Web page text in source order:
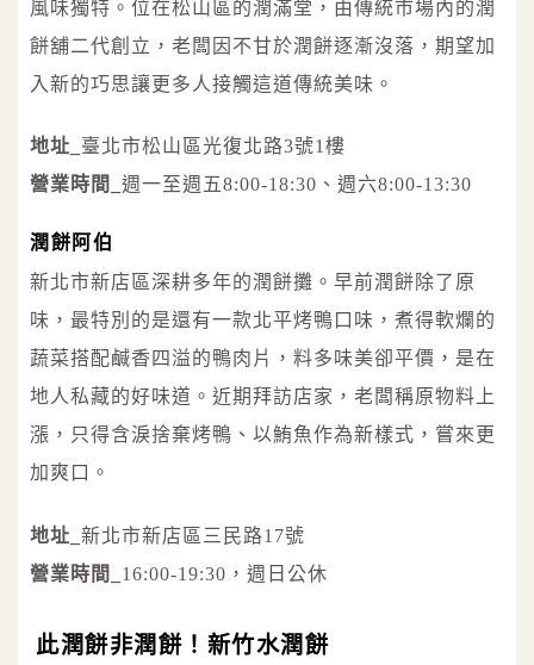
風味獨特。位在松山區的潤滿堂，由傳統市場內的潤
餅舖二代創立，老闆因不甘於潤餅逐漸沒落，期望加
入新的巧思讓更多人接觸這道傳統美味。
地址_ 臺北市松山區光復北路3號1樓
營業時間_ 週一至週五8:00-18:30、週六8:00-13:30
潤餅阿伯
新北市新店區深耕多年的潤餅攤。早前潤餅除了原
味，最特別的是還有一款北平烤鴨口味，煮得軟爛的
蔬菜搭配鹹香四溢的鴨肉片，料多味美卻平價，是在
地人私藏的好味道。近期拜訪店家，老闆稱原物料上
漲，只得含淚捨棄烤鴨、以鮪魚作為新樣式，嘗來更
加爽口。
地址_ 新北市新店區三民路17號
營業時間_ 16:00-19:30，週日公休
此潤餅非潤餅！新竹水潤餅